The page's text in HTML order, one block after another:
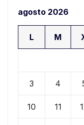
agosto 2026
L M
3 4
10 11